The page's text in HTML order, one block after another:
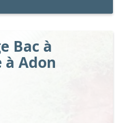
Bac à
à Adon